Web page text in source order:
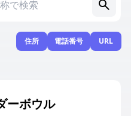
住所 電話番号 URL
ーボウル